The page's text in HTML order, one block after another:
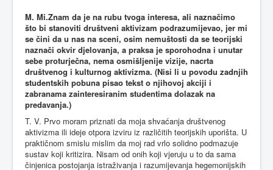
M. Mi.Znam da je na rubu tvoga interesa, ali naznačimo
što bi stanoviti društveni aktivizam podrazumijevao, jer mi
se čini da u nas na sceni, osim nemuštosti da se teorijski
naznači okvir djelovanja, a praksa je sporohodna i unutar
sebe proturječna, nema osmišljenije vizije, nacrta
društvenog i kulturnog aktivizma. (Nisi li u povodu zadnjih
studentskih pobuna pisao tekst o njihovoj akciji i
zabranama zainteresiranim studentima dolazak na
predavanja.)
T. V. Prvo moram priznati da moja shvaćanja društvenog
aktivizma ili ideje otpora izviru iz različitih teorijskih uporišta. U
praktičnom smislu mislim da moj rad vrlo solidno podmazuje
sustav koji kritizira. Nisam od onih koji vjeruju u to da sama
činjenica postojanja istraživanja i razumijevanja hegemonijskih